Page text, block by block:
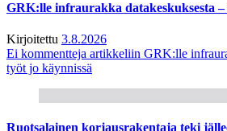
GRK:lle infraurakka datakeskuksesta
Kirjoitettu 3.8.2026
Ei kommentteja artikkeliin GRK:lle
työt jo käynnissä
Ruotsalainen korjausrakentaja teki